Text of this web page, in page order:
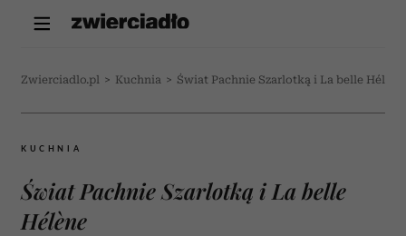
Zwierciadlo.pl > Kuchnia > Świat Pachnie Szarlotką i La belle Hélène
KUCHNIA
Świat Pachnie Szarlotką i La belle
Hélène